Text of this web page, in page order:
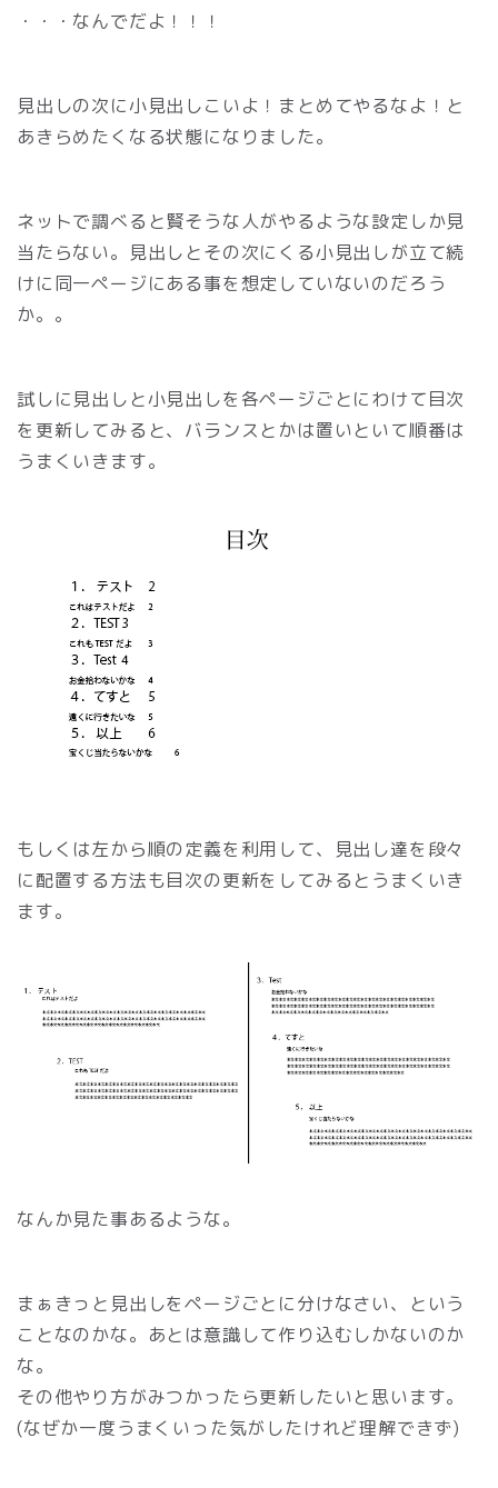
・・・なんでだよ！！！
見出しの次に小見出しこいよ！まとめてやるなよ！と
あきらめたくなる状態になりました。
ネットで調べると賢そうな人がやるような設定しか見
当たらない。見出しとその次にくる小見出しが立て続
けに同一ページにある事を想定していないのだろう
か。。
試しに見出しと小見出しを各ページごとにわけて目次
を更新してみると、バランスとかは置いといて順番は
うまくいきます。
もしくは左から順の定義を利用して、見出し達を段々
に配置する方法も目次の更新をしてみるとうまくいき
ます。
なんか見た事あるような。
まぁきっと見出しをページごとに分けなさい、という
ことなのかな。あとは意識して作り込むしかないのか
な。
その他やり方がみつかったら更新したいと思います。
(なぜか一度うまくいった気がしたけれど理解できず)